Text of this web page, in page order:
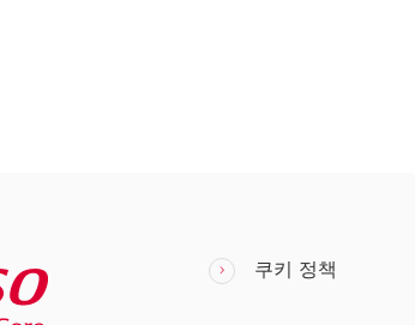
쿠키 정책